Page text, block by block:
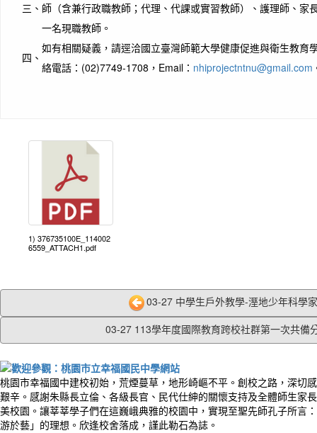
三、 師（含兼行政職教師；代理、代課或實習教師）、護理師、家
一名現職教師。
四、
如有相關疑義，請逕洽國立臺灣師範大學健康促進與衛生教育
絡電話：(02)7749-1708，Email： nhiprojectntnu@gmail.com
1) 376735100E_114002
6559_ATTACH1.pdf
03-27 中學生戶外教學-溼地少年科學
03-27 113學年度國際教育跨校社群第一次共備
桃園市幸福國中建校初始，荒煙蔓草，地形崎嶇不平。創校之路，深切
艱辛。感謝朱縣長立倫、各級長官、民代仕紳的關懷支持及全體師生家
美校園。讓莘莘學子們在這巍峨典雅的校園中，實現至聖先師孔子所言
游於藝」的理想。欣逢校舍落成，謹此勒石為誌。